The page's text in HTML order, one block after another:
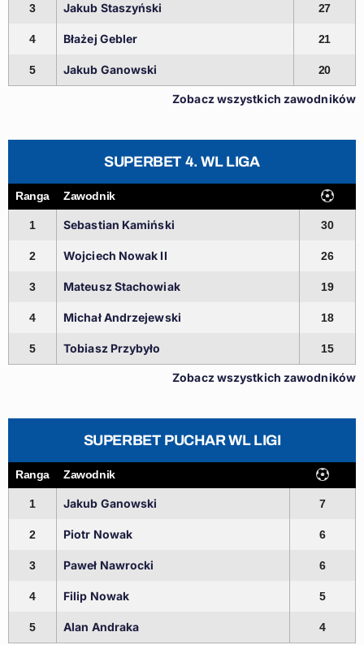
3 Jakub Staszyński 27
4 Błażej Gebler 21
5 Jakub Ganowski 20
Zobacz wszystkich zawodników
SUPERBET 4. WL LIGA
Ranga Zawodnik
1 Sebastian Kamiński 30
2 Wojciech Nowak II 26
3 Mateusz Stachowiak 19
4 Michał Andrzejewski 18
5 Tobiasz Przybyło 15
Zobacz wszystkich zawodników
SUPERBET PUCHAR WL LIGI
Ranga Zawodnik
1 Jakub Ganowski 7
2 Piotr Nowak 6
3 Paweł Nawrocki 6
4 Filip Nowak 5
5 Alan Andraka 4